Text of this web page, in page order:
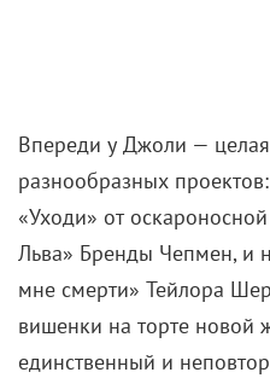
Впереди у Джоли —
разнообразных
«Уходи» от
Льва» Бренды Чепмен, и
мне смерти» Тейлора
вишенки на торте новой
единственный и